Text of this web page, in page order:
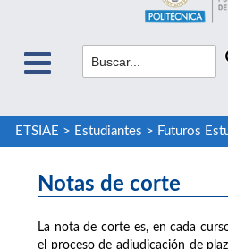
ETSIAE > Estudiantes > Futuros
Notas de corte
La nota de corte es, en cada
el proceso de adjudicación de